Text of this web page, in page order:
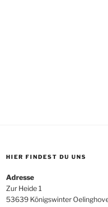
HIER FINDEST DU UNS
Adresse
Zur Heide 1
53639 Königswinter